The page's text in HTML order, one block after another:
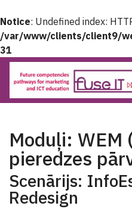
Notice: Undefined index:
/var/www/clients/client9/
31
Moduļi: WEM
pieredzes
Scenārijs:
Redesign